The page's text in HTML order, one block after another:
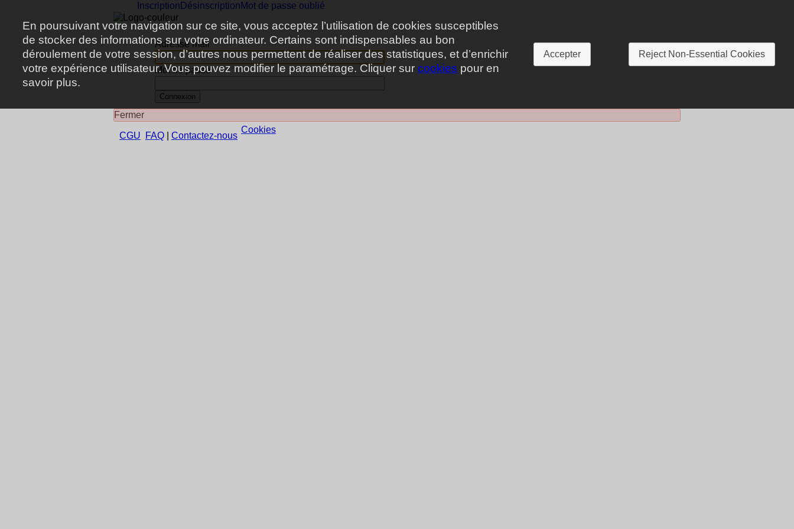
Inscription Désinscription Mot de passe oublié
Adresse mail
Mot de passe
Connexion
Fermer
CGU FAQ Contactez-nous
Cookies
En poursuivant votre navigation sur ce site, vous acceptez l’utilisation de cookies susceptibles
de stocker des informations sur votre ordinateur. Certains sont indispensables au bon
déroulement de votre session, d’autres nous permettent de réaliser des statistiques, et d’enrichir
votre expérience utilisateur. Vous pouvez modifier le paramétrage. Cliquer surcookies pour en
savoir plus.
Accepter Reject Non-Essential Cookies